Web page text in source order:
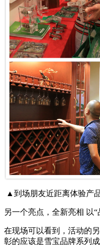
▲到场朋友近距离体验产
另一个亮点，全新亮相 以“
在现场可以看到，活动的
彰的应该是雪宝品牌系列